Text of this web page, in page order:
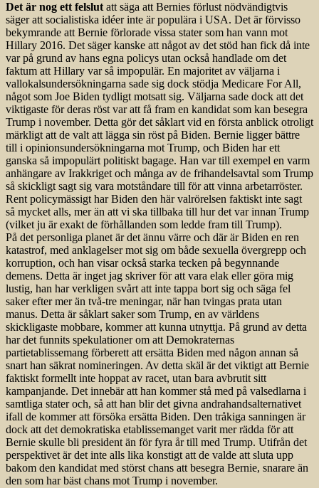
Det är nog ett felslut att säga att Bernies förlust nödvändigtvis
säger att socialistiska idéer inte är populära i USA. Det är förvisso
bekymrande att Bernie förlorade vissa stater som han vann mot
Hillary 2016. Det säger kanske att något av det stöd han fick då inte
var på grund av hans egna policys utan också handlade om det
faktum att Hillary var så impopulär. En majoritet av väljarna i
vallokalsundersökningarna sade sig dock stödja Medicare For All,
något som Joe Biden tydligt motsatt sig. Väljarna sade dock att det
viktigaste för deras röst var att få fram en kandidat som kan besegra
Trump i november. Detta gör det såklart vid en första anblick otroligt
märkligt att de valt att lägga sin röst på Biden. Bernie ligger bättre
till i opinionsundersökningarna mot Trump, och Biden har ett
ganska så impopulärt politiskt bagage. Han var till exempel en varm
anhängare av Irakkriget och många av de frihandelsavtal som Trump
så skickligt sagt sig vara motståndare till för att vinna arbetarröster.
Rent policymässigt har Biden den här valrörelsen faktiskt inte sagt
så mycket alls, mer än att vi ska tillbaka till hur det var innan Trump
(vilket ju är exakt de förhållanden som ledde fram till Trump).
På det personliga planet är det ännu värre och där är Biden en ren
katastrof, med anklagelser mot sig om både sexuella övergrepp och
korruption, och han visar också starka tecken på begynnande
demens. Detta är inget jag skriver för att vara elak eller göra mig
lustig, han har verkligen svårt att inte tappa bort sig och säga fel
saker efter mer än två-tre meningar, när han tvingas prata utan
manus. Detta är såklart saker som Trump, en av världens
skickligaste mobbare, kommer att kunna utnyttja. På grund av detta
har det funnits spekulationer om att Demokraternas
partietablissemang förberett att ersätta Biden med någon annan så
snart han säkrat nomineringen. Av detta skäl är det viktigt att Bernie
faktiskt formellt inte hoppat av racet, utan bara avbrutit sitt
kampanjande. Det innebär att han kommer stå med på valsedlarna i
samtliga stater och, så att han blir det givna andrahandsalternativet
ifall de kommer att försöka ersätta Biden. Den tråkiga sanningen är
dock att det demokratiska etablissemanget varit mer rädda för att
Bernie skulle bli president än för fyra år till med Trump. Utifrån det
perspektivet är det inte alls lika konstigt att de valde att sluta upp
bakom den kandidat med störst chans att besegra Bernie, snarare än
den som har bäst chans mot Trump i november.